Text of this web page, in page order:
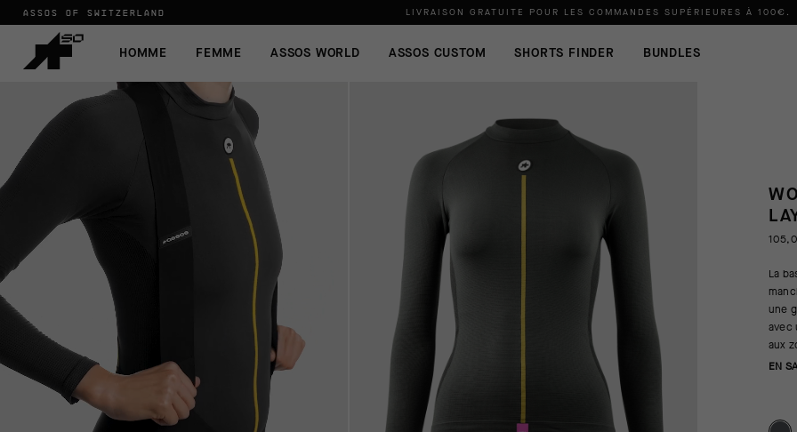
ASSOS OF SWITZERLAND LIVRAISON GRATUITE POUR LES COMMANDES SUPÉRIEURES À 100€ .
HOMME FEMME ASSOS WORLD ASSOS CUSTOM SHORTS FINDER BUNDLES
La
une
avec
aux
EN